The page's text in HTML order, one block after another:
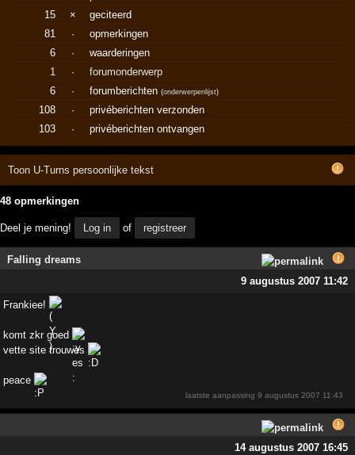
15
×
geciteerd
81
·
opmerkingen
6
·
waarderingen
1
·
forumonderwerp
6
· forumberichten(onderwerpenlijst)
108 ·
privéberichten verzonden
103
· privéberichten ontvangen
Toon U-Turns persoonlijke tekst
48 opmerkingen
Deel je mening! Log in of registreer
Falling dreams
9 augustus 2007 11:42
Frankiee!
komt zkr goed
vette site trouwes
peace
laatste aanpassing9 augustus 2007 11:43
14 augustus 2007 16:45